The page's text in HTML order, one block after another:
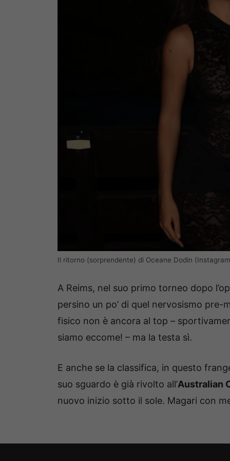
Il ritorno (sorprendente) di Oceane Dodin
A Reims, nel suo primo torneo dopo
persino un po’ di quel nervosismo
fisico non è ancora al top –
siamo eccome! – ma la testa sì.
E anche se la classifica, in questo
suo sguardo è già rivolto all’Australian
nuovo inizio sotto il sole. Magari con